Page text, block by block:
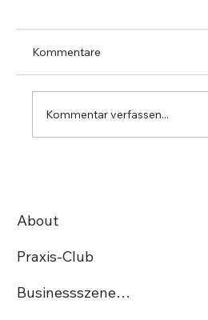
Kommentare
Kommentar verfassen...
About
Praxis-Club
Businessszene.ch